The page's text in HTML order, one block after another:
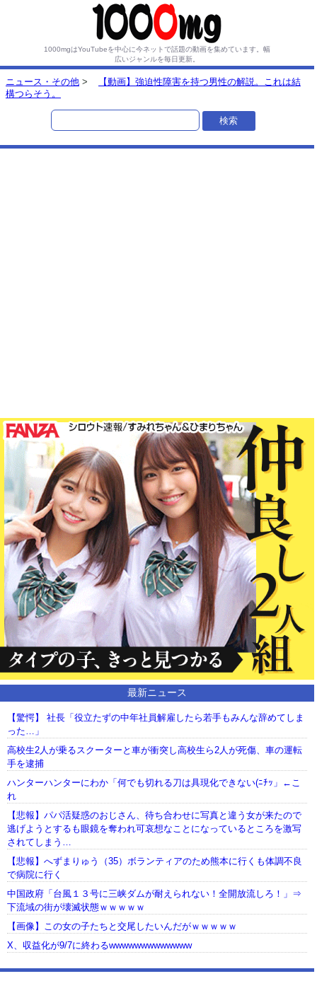
1000mgはYouTubeを中心に今ネットで話題の動画を集めています。 幅
広いジャンルを毎日更新。
ニュース・その他 >
【動画】強迫性障害を持つ男性の解説。これは結
構つらそう。
最新ニュース
【驚愕】 社長「役立たずの中年社員解雇したら若手もみんな辞めてしま
った…」
高校生2人が乗るスクーターと車が衝突し高校生ら2人が死傷、車の運転
手を逮捕
ハンターハンターにわか「何でも切れる刀は具現化できない(ﾆﾁｯ」←こ
れ
【悲報】パパ活疑惑のおじさん、待ち合わせに写真と違う女が来たので
逃げようとするも眼鏡を奪われ可哀想なことになっているところを激写
されてしまう…
【悲報】へずまりゅう（35）ボランティアのため熊本に行くも体調不良
で病院に行く
中国政府「台風１３号に三峡ダムが耐えられない！全開放流しろ！」⇒
下流域の街が壊滅状態ｗｗｗｗｗ
【画像】この女の子たちと交尾したいんだがｗｗｗｗｗ
X、収益化が9/7に終わるwwwwwwwwwwwww